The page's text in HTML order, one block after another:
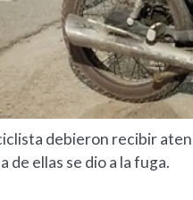
debieron recibir
de ellas se dio a la fuga.